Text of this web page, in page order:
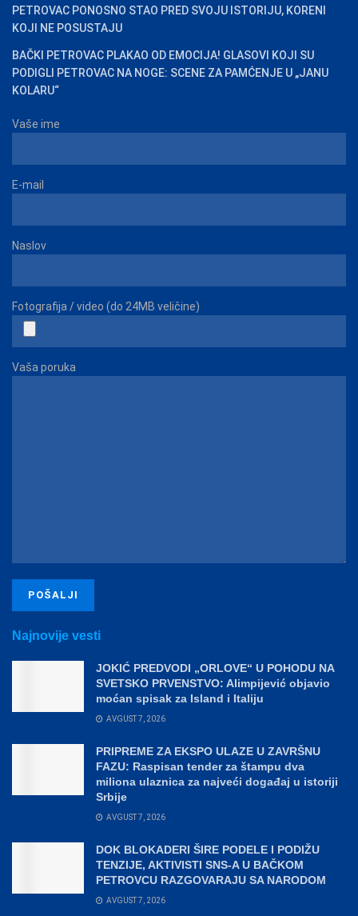
PETROVAC PONOSNO STAO PRED SVOJU ISTORIJU, KORENI
KOJI NE POSUSTAJU
BAČKI PETROVAC PLAKAO OD EMOCIJA! GLASOVI KOJI SU
PODIGLI PETROVAC NA NOGE: SCENE ZA PAMĆENJE U „JANU
KOLARU“
Vaše ime
E-mail
Naslov
Fotografija / video (do 24MB veličine)
Vaša poruka
Najnovije vesti
JOKIĆ PREDVODI „ORLOVE“ U POHODU NA
SVETSKO PRVENSTVO: Alimpijević objavio
moćan spisak za Island i Italiju
AVGUST 7, 2026
PRIPREME ZA EKSPO ULAZE U ZAVRŠNU
FAZU: Raspisan tender za štampu dva
miliona ulaznica za najveći događaj u istoriji
Srbije
AVGUST 7, 2026
DOK BLOKADERI ŠIRE PODELE I PODIŽU
TENZIJE, AKTIVISTI SNS-A U BAČKOM
PETROVCU RAZGOVARAJU SA NARODOM
AVGUST 7, 2026